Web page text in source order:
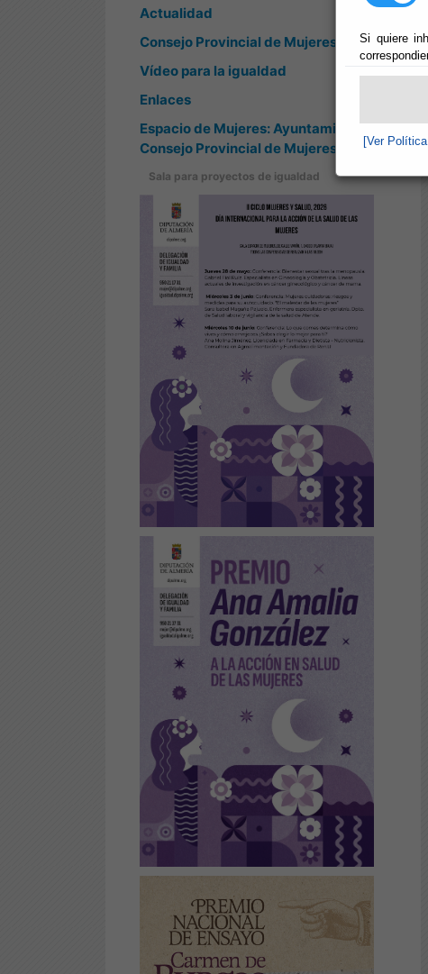
Si quiere
[Ver
Actualidad
Consejo Provincial de Mujeres
Vídeo para la igualdad
Enlaces
Espacio de Mujeres: Ayuntamientos y
Consejo Provincial de Mujeres
Sala para proyectos de igualdad